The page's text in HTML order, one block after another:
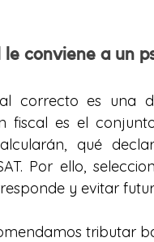
le conviene a un
correcto es una
fiscal es el
qué
Por ello,
y evitar
tributar